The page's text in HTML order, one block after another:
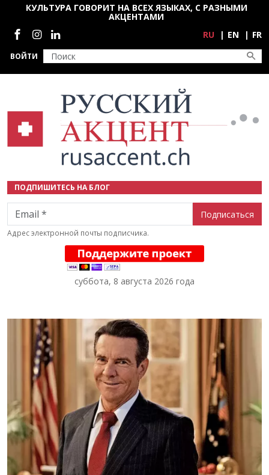
Перейти к основному содержанию
ВОЙТИ
КУЛЬТУРА ГОВОРИТ НА ВСЕХ ЯЗЫКАХ, С РАЗНЫМИ
АКЦЕНТАМИ
Социальные сети
RU EN FR
ПОДПИШИТЕСЬ НА БЛОГ
Email
Адрес электронной почты подписчика.
суббота, 8 августа 2026 года